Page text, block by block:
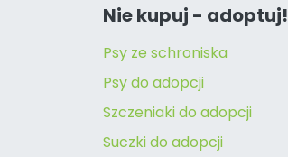
Nie kupuj - adoptuj!
Psy ze schroniska
Psy do adopcji
Szczeniaki do adopcji
Suczki do adopcji